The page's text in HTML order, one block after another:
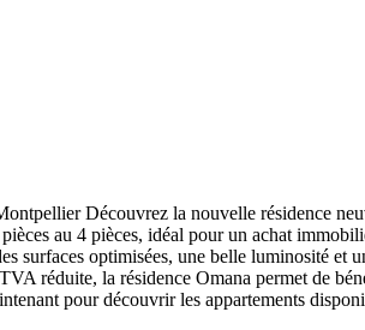
Découvrez la nouvelle résidence
au 4 pièces, idéal pour un achat
surfaces optimisées, une belle luminosité et
réduite, la résidence Omana permet de
pour découvrir les appartements